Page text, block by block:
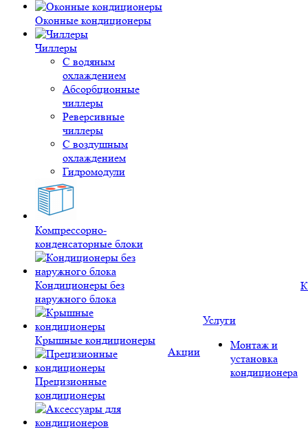
Оконные кондиционеры
Чиллеры
С водяным
охлаждением
Абсорбционные
чиллеры
Реверсивные
чиллеры
С воздушным
охлаждением
Гидромодули
Компрессорно-
конденсаторные блоки
Кондиционеры без
наружного блока
Крышные кондиционеры
Прецизионные
кондиционеры
Акции
Услуги
Монтаж и
установка
кондиционера